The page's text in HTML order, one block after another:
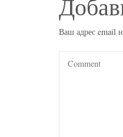
Ваш адрес email